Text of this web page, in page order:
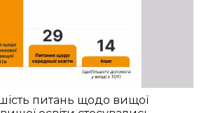
питань щодо вищої